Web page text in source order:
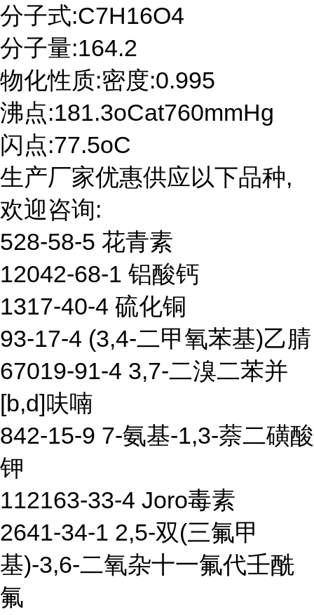
分子式:C7H16O4
分子量:164.2
物化性质:密度:0.995
沸点:181.3oCat760mmHg
闪点:77.5oC
生产厂家优惠供应以下品种,
欢迎咨询:
528-58-5 花青素
12042-68-1 铝酸钙
1317-40-4 硫化铜
93-17-4 (3,4-二甲氧苯基)乙腈
67019-91-4 3,7-二溴二苯并
[b,d]呋喃
842-15-9 7-氨基-1,3-萘二磺酸
钾
112163-33-4 Joro毒素
2641-34-1 2,5-双(三氟甲
基)-3,6-二氧杂十一氟代壬酰
氟